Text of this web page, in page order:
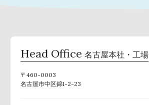
Head Office 名古屋本社・工場
〒460-0003
名古屋市中区錦1-2-23